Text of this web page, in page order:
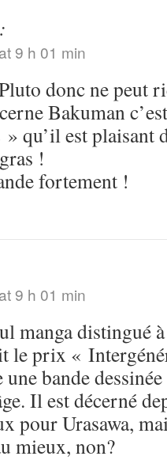
9 h 01 min
donc ne peut
Bakuman
qu’il est plaisant
!
fortement !
9 h 01 min
manga distingué
le prix «
bande
Il est décerné
pour Urasawa,
mieux, non?